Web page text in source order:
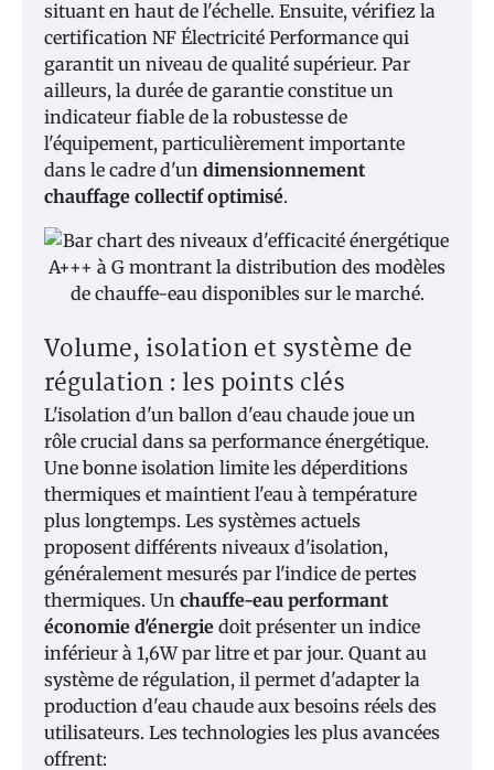
situant en haut de l'échelle. Ensuite, vérifiez la
certification NF Électricité Performance qui
garantit un niveau de qualité supérieur. Par
ailleurs, la durée de garantie constitue un
indicateur fiable de la robustesse de
l'équipement, particulièrement importante
dans le cadre d'un dimensionnement
chauffage collectif optimisé.
Volume, isolation et système de
régulation : les points clés
L'isolation d'un ballon d'eau chaude joue un
rôle crucial dans sa performance énergétique.
Une bonne isolation limite les déperditions
thermiques et maintient l'eau à température
plus longtemps. Les systèmes actuels
proposent différents niveaux d'isolation,
généralement mesurés par l'indice de pertes
thermiques. Un chauffe-eau performant
économie d'énergie doit présenter un indice
inférieur à 1,6W par litre et par jour. Quant au
système de régulation, il permet d'adapter la
production d'eau chaude aux besoins réels des
utilisateurs. Les technologies les plus avancées
offrent: